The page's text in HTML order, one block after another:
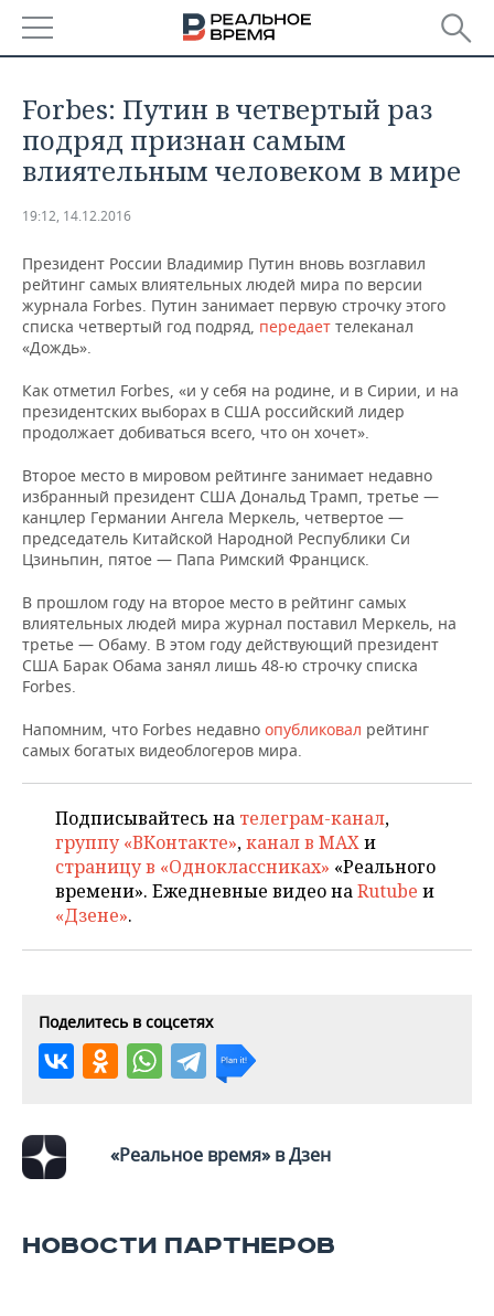
БАШКОРТОСТАН
ТАТАРСТАН
НОВОСТИ
АНАЛИТИКА
ДЕКЛАРАЦИИ О ДОХОДАХ
КОРОЛИ ГОСЗАКАЗА ПФО
ВУЗЫ ТАТАРСТАНА
КОМУ ПРИНАДЛЕЖАТ
ТАТАРСТАНА
НОВОСТИ ЭКОНОМИКИ
ФИНАНСЫ
БАНКИ
БЮДЖЕТ
ИНВЕСТИЦИИ
ПРОМЫШЛЕННОСТЬ
НОВОСТИ
ПРОМЫШЛЕННОСТИ
АГРОПРОМ
НЕФТЕХИМИЯ
НЕФТЬ
ОПК
ЭНЕРГЕТИКА
НЕДВИЖИМОСТЬ
НОВОСТИ НЕДВИЖИМОСТИ
АВТО
НОВОСТИ АВТО
БИЗНЕС
НОВОСТИ БИЗНЕСА
РОЗНИЧНАЯ ТОРГОВЛЯ
УСЛУГИ
ТЕХНОЛОГИИ
НОВОСТИ ТЕХНОЛОГИЙ
МЕДИА
ТЕЛЕКОММУНИКАЦИИ
МЕРОПРИЯТИЯ
ВЫЕЗДНАЯ РЕДАКЦИЯ
БИЗНЕС-БРАНЧИ
ONLINE-КОНФЕРЕНЦИИ
ОТКРЫТАЯ ЛЕКЦИЯ
НОВОСТИ СПОРТА
ФУТБОЛ
ХОККЕЙ
БАСКЕТБОЛ
ВОЛЕЙБОЛ
КИБЕРСПОРТ
ХОККЕЙ С МЯЧОМ
ОБЩЕСТВО
НОВОСТИ ОБЩЕСТВА
ВЛАСТЬ
ИНФРАСТРУКТУРА
ИСТОРИЯ
КУЛЬТУРА
ПРОИСШЕСТВИЯ
ФОТОГАЛЕРЕЯ
СЮЖЕТЫ
СПРАВОЧНИК
СПИСОК ПЕРСОН
СПИСОК КОМПАНИЙ
ПОЛНАЯ ВЕРСИЯ
Forbes: Путин в четвертый раз
подряд признан самым
влиятельным человеком в мире
19:12, 14.12.2016
Президент России Владимир Путин вновь возглавил
рейтинг самых влиятельных людей мира по версии
журнала Forbes. Путин занимает первую строчку этого
списка четвертый год подряд, передает телеканал
«Дождь».
Как отметил Forbes, «и у себя на родине, и в Сирии, и на
президентских выборах в США российский лидер
продолжает добиваться всего, что он хочет».
Второе место в мировом рейтинге занимает недавно
избранный президент США Дональд Трамп, третье —
канцлер Германии Ангела Меркель, четвертое —
председатель Китайской Народной Республики Си
Цзиньпин, пятое — Папа Римский Франциск.
В прошлом году на второе место в рейтинг самых
влиятельных людей мира журнал поставил Меркель, на
третье — Обаму. В этом году действующий президент
США Барак Обама занял лишь 48-ю строчку списка
Forbes.
Напомним, что Forbes недавно опубликовал рейтинг
самых богатых видеоблогеров мира.
Подписывайтесь на телеграм-канал,
группу «ВКонтакте»,канал в MAXи
страницу в «Одноклассниках» «Реального
времени». Ежедневные видео наRutube и
«Дзене».
Поделитесь в соцсетях
«Реальное время» в Дзен
НОВОСТИ ПАРТНЕРОВ